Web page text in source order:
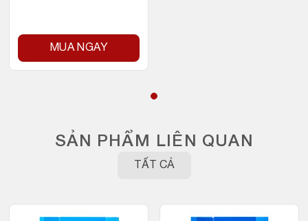
MUA NGAY
SẢN PHẨM LIÊN QUAN
TẤT CẢ